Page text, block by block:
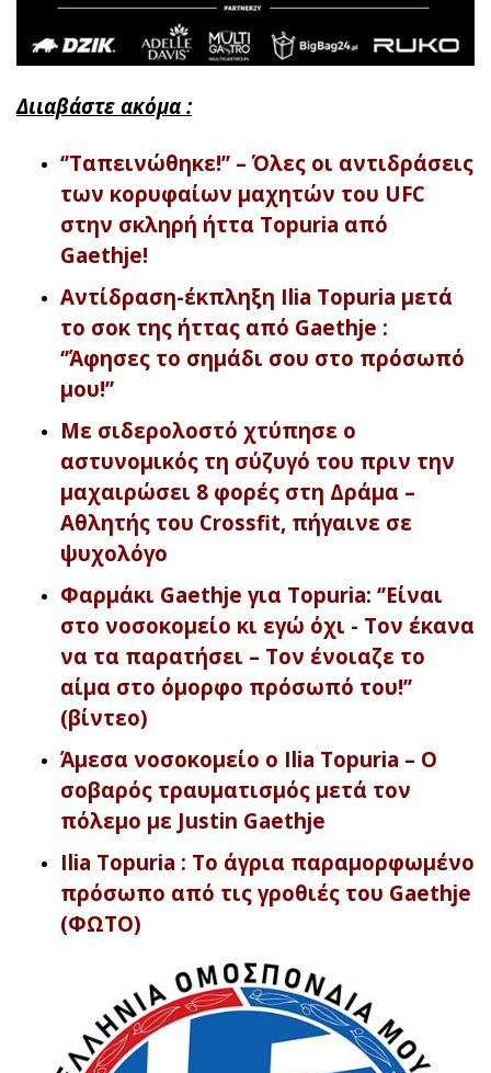
Διιαβάστε ακόμα :
‘’Ταπεινώθηκε!’’ – Όλες οι αντιδράσεις
των κορυφαίων μαχητών του UFC
στην σκληρή ήττα Topuria από
Gaethje!
Αντίδραση-έκπληξη Ilia Topuria μετά
το σοκ της ήττας από Gaethje :
‘’Άφησες το σημάδι σου στο πρόσωπό
μου!’’
Με σιδερολοστό χτύπησε ο
αστυνομικός τη σύζυγό του πριν την
μαχαιρώσει 8 φορές στη Δράμα –
Αθλητής του Crossfit, πήγαινε σε
ψυχολόγο
Φαρμάκι Gaethje για Topuria: ‘’Είναι
στο νοσοκομείο κι εγώ όχι - Τον έκανα
να τα παρατήσει – Τον ένοιαζε το
αίμα στο όμορφο πρόσωπό του!’’
(βίντεο)
Άμεσα νοσοκομείο ο Ilia Topuria – Ο
σοβαρός τραυματισμός μετά τον
πόλεμο με Justin Gaethje
Ilia Topuria : Το άγρια παραμορφωμένο
πρόσωπο από τις γροθιές του Gaethje
(ΦΩΤΟ)